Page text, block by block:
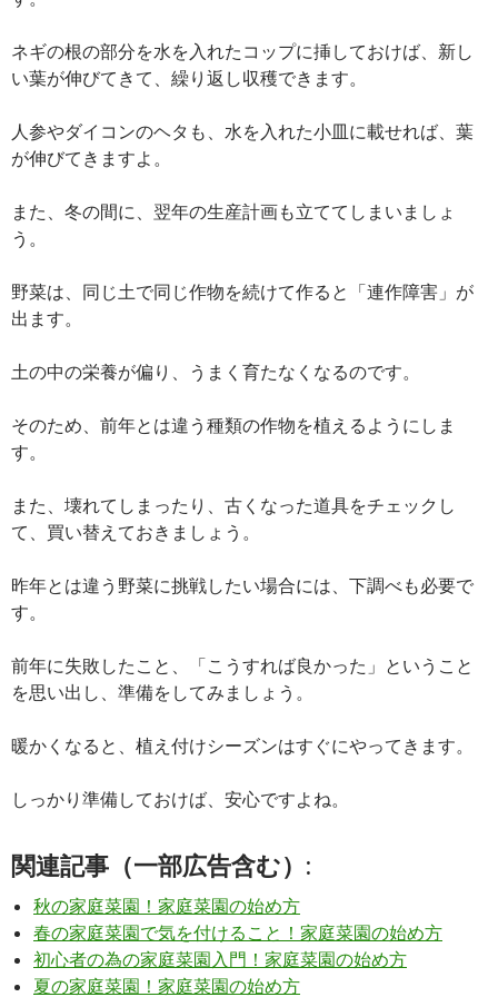
ネギの根の部分を水を入れたコップに挿しておけば、新し
い葉が伸びてきて、繰り返し収穫できます。
人参やダイコンのヘタも、水を入れた小皿に載せれば、葉
が伸びてきますよ。
また、冬の間に、翌年の生産計画も立ててしまいましょ
う。
野菜は、同じ土で同じ作物を続けて作ると「連作障害」が
出ます。
土の中の栄養が偏り、うまく育たなくなるのです。
そのため、前年とは違う種類の作物を植えるようにしま
す。
また、壊れてしまったり、古くなった道具をチェックし
て、買い替えておきましょう。
昨年とは違う野菜に挑戦したい場合には、下調べも必要で
す。
前年に失敗したこと、「こうすれば良かった」ということ
を思い出し、準備をしてみましょう。
暖かくなると、植え付けシーズンはすぐにやってきます。
しっかり準備しておけば、安心ですよね。
関連記事（一部広告含む）:
秋の家庭菜園！家庭菜園の始め方
春の家庭菜園で気を付けること！家庭菜園の始め方
初心者の為の家庭菜園入門！家庭菜園の始め方
夏の家庭菜園！家庭菜園の始め方